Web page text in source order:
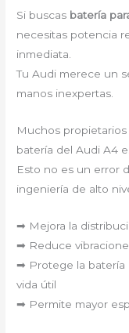
Si buscas batería
necesitas potencia
inmediata.
Tu Audi merece un
manos inexpertas.
Muchos
batería del Audi A4
Esto no es un error
ingeniería de alto
➡ Mejora la
➡ Reduce
➡ Protege la batería
vida útil
➡ Permite mayor